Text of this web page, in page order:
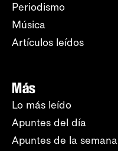
Periodismo
Música
Artículos leídos
Más
Lo más leído
Apuntes del día
Apuntes de la semana